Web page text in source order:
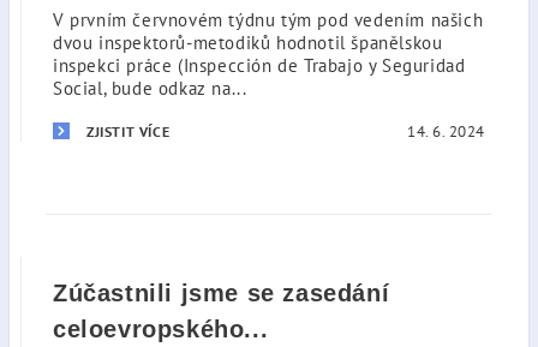
V prvním červnovém týdnu tým pod vedením našich
dvou inspektorů-metodiků hodnotil španělskou
inspekci práce (Inspección de Trabajo y Seguridad
Social, bude odkaz na...
ZJISTIT VÍCE 14. 6. 2024
Zúčastnili jsme se zasedání
celoevropského...